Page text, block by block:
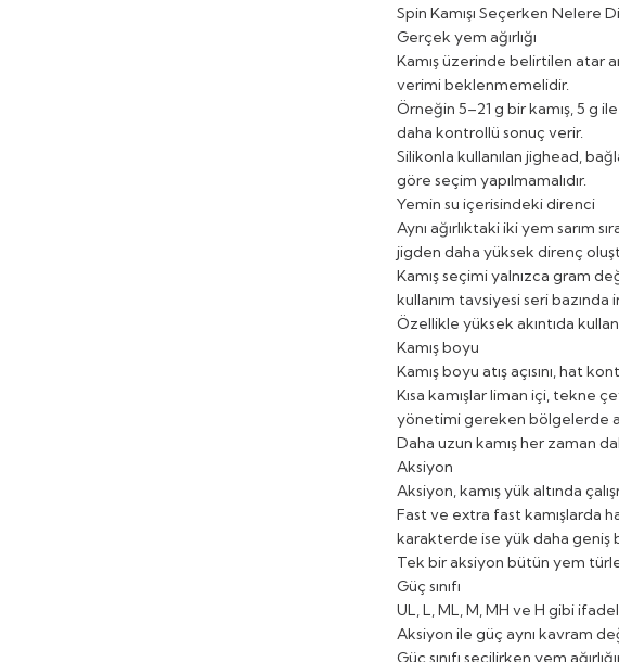
Spin Kamışı Seçerken Nelere
Gerçek yem ağırlığı
Kamış üzerinde belirtilen atar
verimi beklenmemelidir.
Örneğin 5–21 g bir kamış, 5 g
daha kontrollü sonuç verir.
Silikonla kullanılan jighead,
göre seçim yapılmamalıdır.
Yemin su içerisindeki direnci
Aynı ağırlıktaki iki yem sarım
jigden daha yüksek direnç
Kamış seçimi yalnızca gram
kullanım tavsiyesi seri bazında
Özellikle yüksek akıntıda
Kamış boyu
Kamış boyu atış açısını, hat
Kısa kamışlar liman içi, tekne
yönetimi gereken bölgelerde
Daha uzun kamış her zaman
Aksiyon
Aksiyon, kamış yük altında
Fast ve extra fast kamışlarda
karakterde ise yük daha geniş
Tek bir aksiyon bütün yem
Güç sınıfı
UL, L, ML, M, MH ve H gibi
Aksiyon ile güç aynı kavram
Güç sınıfı seçilirken yem